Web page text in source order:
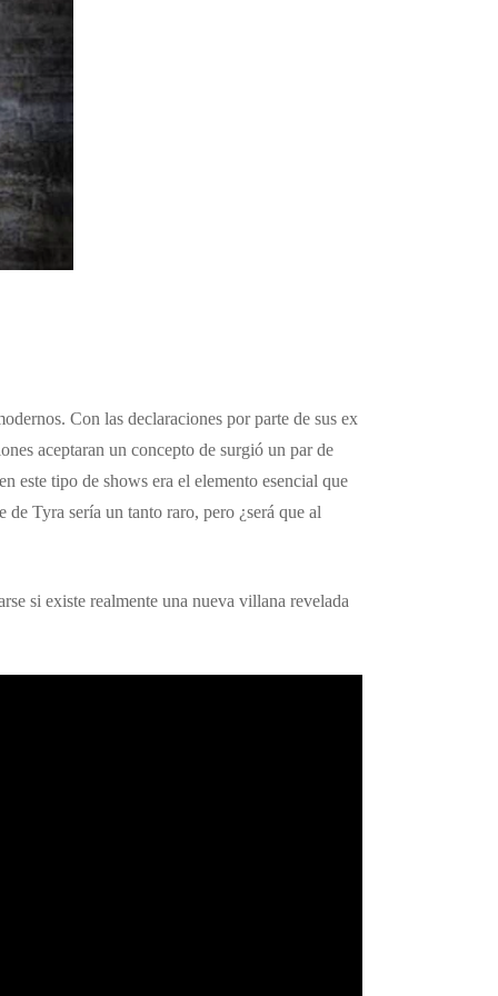
Con las declaraciones por parte de sus ex
aceptaran un concepto de surgió un par de
este tipo de shows era el elemento esencial que
Tyra sería un tanto raro, pero ¿será que al
si existe realmente una nueva villana revelada